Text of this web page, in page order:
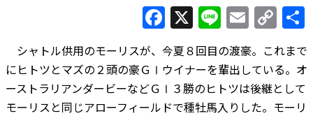
Facebook
X LineEmail
シャトル供用のモーリスが、今夏８回目の渡豪。これまで
にヒトツとマズの２頭の豪ＧⅠウイナーを輩出している。オ
ーストラリアンダービーなどＧⅠ３勝のヒトツは後継として
モーリスと同じアローフィールドで種牡馬入りした。モーリ